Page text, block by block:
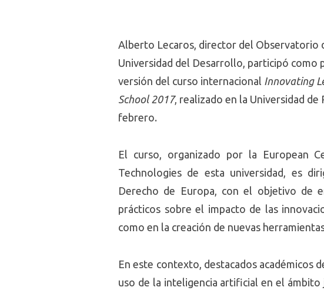
Alberto Lecaros, director del Observatorio
Universidad del Desarrollo, participó como
versión del curso internacional Innovating
School 2017, realizado en la Universidad de
febrero.
El curso, organizado por la European
Technologies de esta universidad, es
Derecho de Europa, con el objetivo de
prácticos sobre el impacto de las
como en la creación de nuevas
En este contexto, destacados académicos
uso de la inteligencia artificial en el